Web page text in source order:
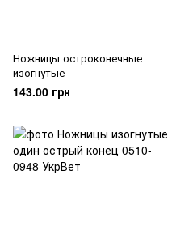
Ножницы остроконечные
изогнутые
143.00 грн